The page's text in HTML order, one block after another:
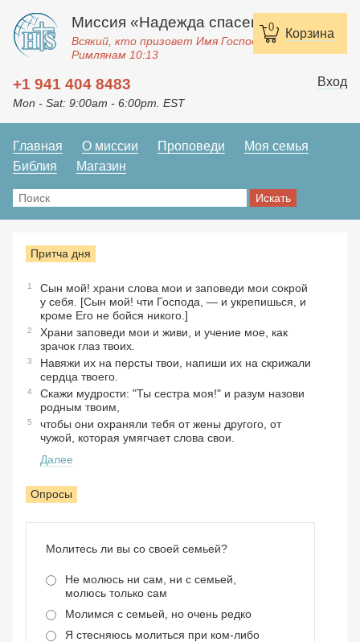
0 Корзина
Миссия «Надежда спасения»
Всякий, кто призовет Имя Господне, спасется.
Римлянам 10:13
+1 941 404 8483
Mon - Sat: 9:00am - 6:00pm. EST
Вход
Главная О миссии Проповеди
Моя семья
Библия
Магазин
Притча дня
1
Сын мой! храни слова мои и заповеди мои сокрой
у себя. [Сын мой! чти Господа, — и укрепишься, и
кроме Его не бойся никого.]
2
Храни заповеди мои и живи, и учение мое, как
зрачок глаз твоих.
3
Навяжи их на персты твои, напиши их на скрижали
сердца твоего.
4
Скажи мудрости: "Ты сестра моя!" и разум назови
родным твоим,
5
чтобы они охраняли тебя от жены другого, от
чужой, которая умягчает слова свои.
Далее
Опросы
Молитесь ли вы со своей семьей?
Не молюсь ни сам, ни с семьей,
молюсь только сам
Молимся с семьей, но очень редко
Я стесняюсь молиться при ком-либо